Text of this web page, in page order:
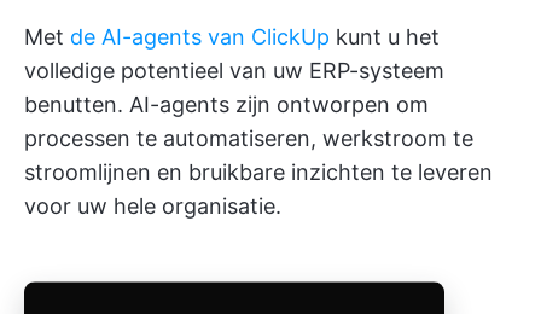
Met de AI-agents van ClickUp kunt u het
volledige potentieel van uw ERP-systeem
benutten. AI-agents zijn ontworpen om
processen te automatiseren, werkstroom te
stroomlijnen en bruikbare inzichten te leveren
voor uw hele organisatie.